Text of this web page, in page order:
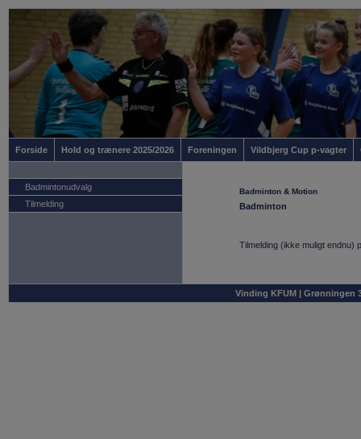
Forside Hold og trænere 2025/2026 Foreningen Vildbjerg Cup p-vagter
Badmintonudvalg
Tilmelding
Badminton & Motion
Badminton
Tilmelding (ikke muligt endnu)
Vinding KFUM | Grønningen